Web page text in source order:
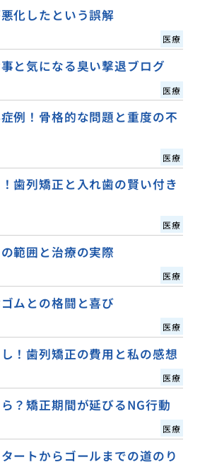
化したという誤解
医療
と気になる臭い撃退ブログ
医療
例！骨格的な問題と重度の不
医療
歯列矯正と入れ歯の賢い付き
医療
範囲と治療の実際
医療
ムとの格闘と喜び
医療
！歯列矯正の費用と私の感想
医療
？矯正期間が延びるNG行動
医療
ートからゴールまでの道のり